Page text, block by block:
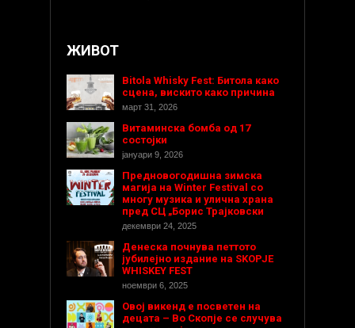
ЖИВОТ
Bitola Whisky Fest: Битола како
сцена, вискито како причина
март 31, 2026
Витаминска бомба од 17
состојки
јануари 9, 2026
Предновогодишнa зимска
магија на Winter Festival со
многу музика и улична храна
пред СЦ „Борис Трајковски
декември 24, 2025
Денеска почнува петтото
јубилејно издание на SKOPJE
WHISKEY FEST
ноември 6, 2025
Овој викенд е посветен на
децата – Во Скопје се случува